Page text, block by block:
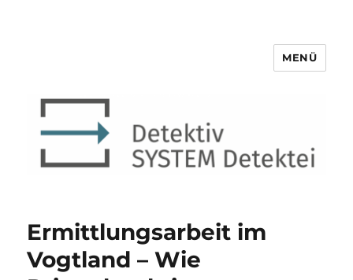
Detektiv SYSTEM Detektei ®
MENÜ
Ermittlungsarbeit im
Vogtland – Wie